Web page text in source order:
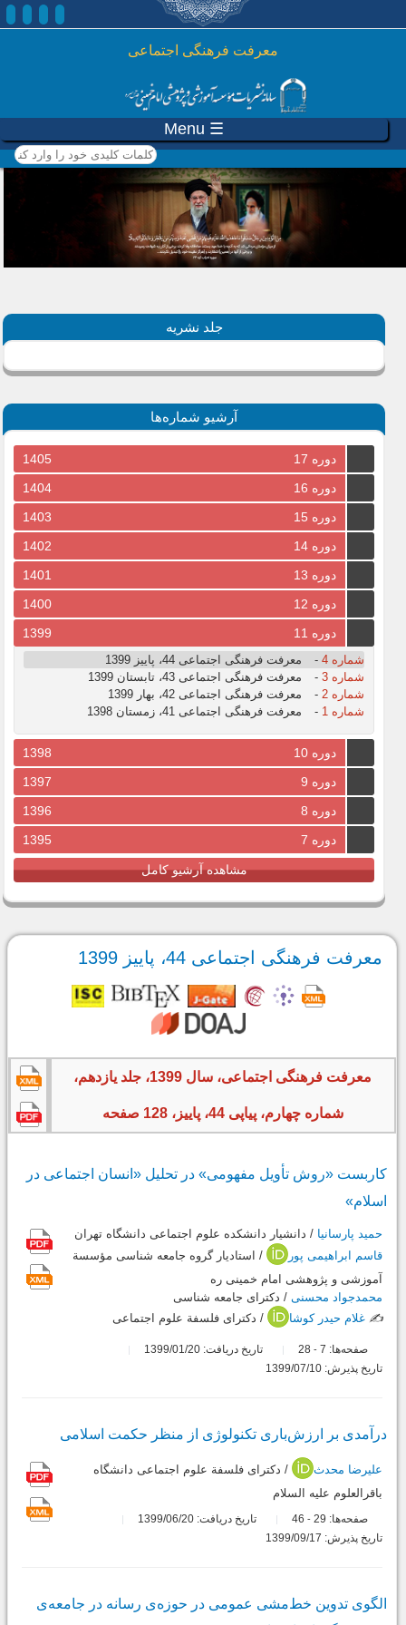
رفتن به محتوای اصلی
معرفت فرهنگی اجتماعی
☰ Menu
کلمات کلیدی خود را وارد
کنید
جلد نشریه
آرشیو شماره‌ها
دوره 17
1405
دوره 16
1404
دوره 15
1403
دوره 14
1402
دوره 13
1401
دوره 12
1400
دوره 11
1399
شماره 4 -
معرفت فرهنگی اجتماعی 44، پاییز 1399
شماره 3
-
معرفت فرهنگی اجتماعی 43، تابستان 1399
شماره 2
-
معرفت فرهنگی اجتماعی 42، بهار 1399
شماره 1
- معرفت فرهنگی اجتماعی 41، زمستان 1398
دوره 10
1398
دوره 9
1397
دوره 8
1396
دوره 7
1395
مشاهده آرشیو کامل
معرفت فرهنگی اجتماعی 44، پاییز 1399
معرفت فرهنگی اجتماعی، سال 1399، جلد یازدهم،
شماره چهارم، پیاپی 44، پاییز، 128 صفحه
کاربست «روش تأویل مفهومی» در تحلیل «انسان اجتماعی در
اسلام»
حمید پارسانیا / دانشیار دانشکده علوم اجتماعی دانشگاه تهران
قاسم ابراهیمی پور
/ استادیار گروه جامعه شناسی مؤسسة
آموزشی و پژوهشی امام خمینی ره
محمدجواد محسنی / دکترای جامعه شناسی
✍️ غلام حیدر کوشا / دکترای فلسفة علوم اجتماعی
صفحه‌ها: 7
-
تاریخ دریافت: 1399/01/20
تاریخ پذیرش: 1399/07/10
درآمدی بر ارزش‌باری تکنولوژی از منظر حکمت اسلامی
علیرضا محدث
/ دکترای فلسفة علوم اجتماعی دانشگاه
باقرالعلوم علیه السلام
صفحه‌ها: 29
-
تاریخ دریافت: 1399/06/20
تاریخ پذیرش: 1399/09/17
الگوی تدوین خط‌مشی عمومی در حوزه‌ی رسانه در جامعه‌ی